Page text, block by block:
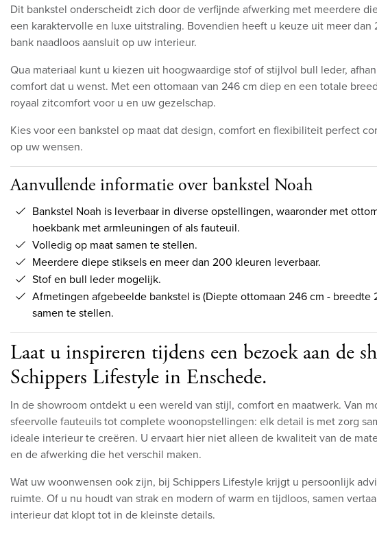
Dit bankstel onderscheidt zich door de verfijnde afwerking met meerdere
een karaktervolle en luxe uitstraling. Bovendien heeft u keuze uit meer
bank naadloos aansluit op uw interieur.
Qua materiaal kunt u kiezen uit hoogwaardige stof of stijlvol bull leder,
comfort dat u wenst. Met een ottomaan van 246 cm diep en een totale
royaal zitcomfort voor u en uw gezelschap.
Kies voor een bankstel op maat dat design, comfort en flexibiliteit perfect
op uw wensen.
Aanvullende informatie over bankstel Noah
Bankstel Noah is leverbaar in diverse opstellingen, waaronder met
hoekbank met armleuningen of als fauteuil.
Volledig op maat samen te stellen.
Meerdere diepe stiksels en meer dan 200 kleuren leverbaar.
Stof en bull leder mogelijk.
Afmetingen afgebeelde bankstel is (Diepte ottomaan 246 cm - breedte
samen te stellen.
Laat u inspireren tijdens een bezoek aan de
Schippers Lifestyle in Enschede.
In de showroom ontdekt u een wereld van stijl, comfort en maatwerk. Van
sfeervolle fauteuils tot complete woonopstellingen: elk detail is met zorg
ideale interieur te creëren. U ervaart hier niet alleen de kwaliteit van de
en de afwerking die het verschil maken.
Wat uw woonwensen ook zijn, bij Schippers Lifestyle krijgt u persoonlijk
ruimte. Of u nu houdt van strak en modern of warm en tijdloos, samen
interieur dat klopt tot in de kleinste details.